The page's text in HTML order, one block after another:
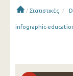
/ Στατιστικές /
infographic-